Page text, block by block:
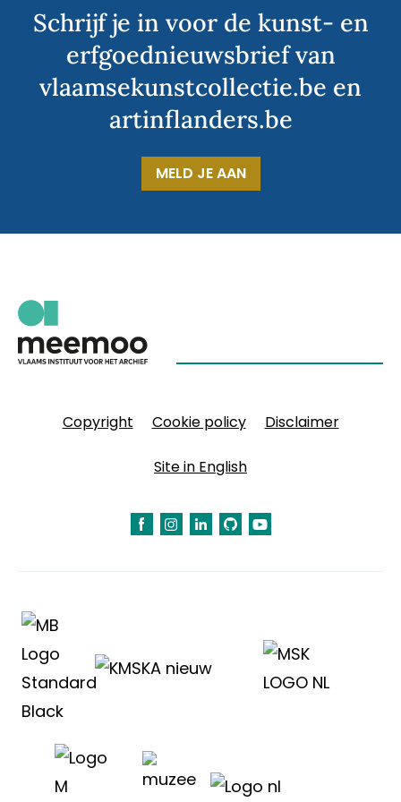
Schrijf je in voor de kunst- en
erfgoednieuwsbrief van
vlaamsekunstcollectie.be en
artinflanders.be
MELD JE AAN
Copyright Cookie policy Disclaimer
Site in English